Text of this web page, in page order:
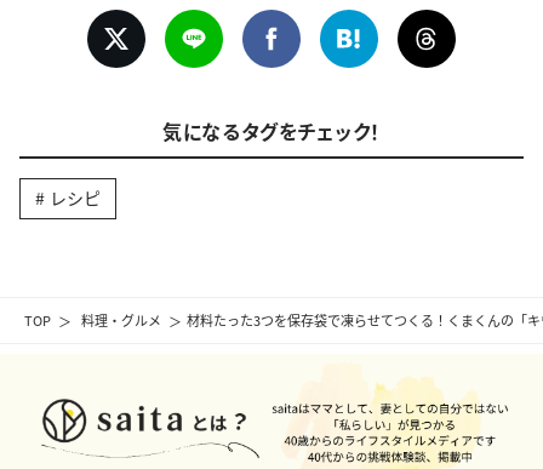
TOP 料理・グルメ 材料たった3つを保存袋で凍らせてつくる！くまくんの「
気になるタグをチェック！
レシピ